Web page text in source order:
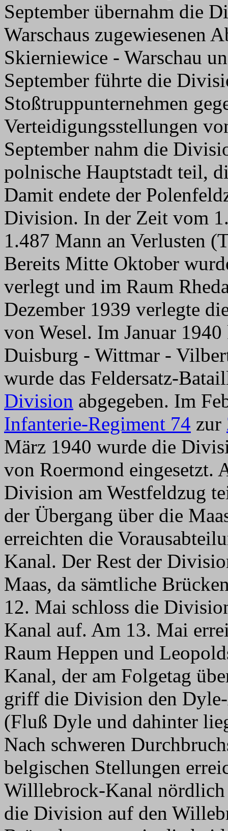
September übernahm die
Warschaus zugewiesenen
Skierniewice - Warschau
September führte die
Stoßtruppunternehmen
Verteidigungsstellungen
September nahm die
polnische Hauptstadt teil,
Damit endete der
Division. In der Zeit vom
1.487 Mann an Verlusten
Bereits Mitte Oktober
verlegt und im Raum
Dezember 1939 verlegte
von Wesel. Im Januar
Duisburg - Wittmar -
wurde das Feldersatz-
Division abgegeben. Im
Infanterie-Regiment 74 zur
März 1940 wurde die
von Roermond eingesetzt.
Division am Westfeldzug
der Übergang über die
erreichten die
Kanal. Der Rest der
Maas, da sämtliche
12. Mai schloss die
Kanal auf. Am 13. Mai
Raum Heppen und
Kanal, der am Folgetag
griff die Division den
(Fluß Dyle und dahinter
Nach schweren
belgischen Stellungen
Willlebrock-Kanal
die Division auf den